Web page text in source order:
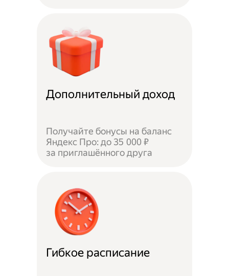
Дополнительный доход
Получайте бонусы на баланс
Яндекс Про: до 35 000 ₽
за приглашённого друга
Гибкое расписание